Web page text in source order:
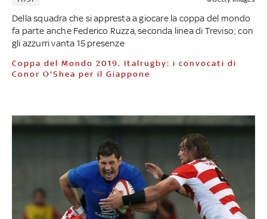
Della squadra che si appresta a giocare la coppa del mondo
fa parte anche Federico Ruzza, seconda linea di Treviso; con
gli azzurri vanta 15 presenze
Coppa del Mondo 2019, Italrugby: i convocati di
Conor O'Shea per il Giappone